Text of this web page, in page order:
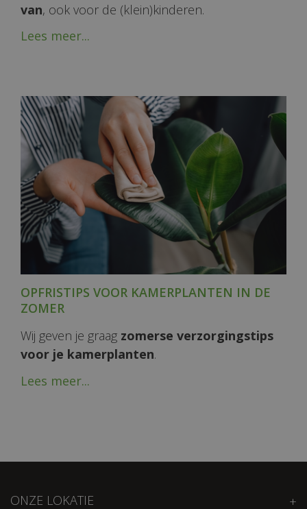
van, ook voor de (klein)kinderen.
Lees meer...
OPFRISTIPS VOOR KAMERPLANTEN IN DE
ZOMER
Wij geven je graag zomerse verzorgingstips
voor je kamerplanten.
Lees meer...
ONZE LOKATIE